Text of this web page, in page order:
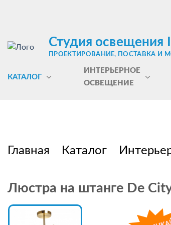
Студия освещения
ПРОЕКТИРОВАНИЕ, ПОСТАВКА И
КАТАЛОГ
ИНТЕРЬЕРНОЕ
ОСВЕЩЕНИЕ
Главная Каталог
Люстра на штанге De